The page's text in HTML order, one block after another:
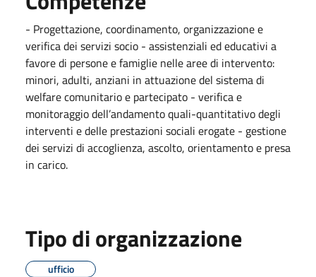
- Progettazione, coordinamento, organizzazione e
verifica dei servizi socio - assistenziali ed educativi a
favore di persone e famiglie nelle aree di intervento:
minori, adulti, anziani in attuazione del sistema di
welfare comunitario e partecipato - verifica e
monitoraggio dell’andamento quali-quantitativo degli
interventi e delle prestazioni sociali erogate - gestione
dei servizi di accoglienza, ascolto, orientamento e presa
in carico.
Tipo di organizzazione
ufficio